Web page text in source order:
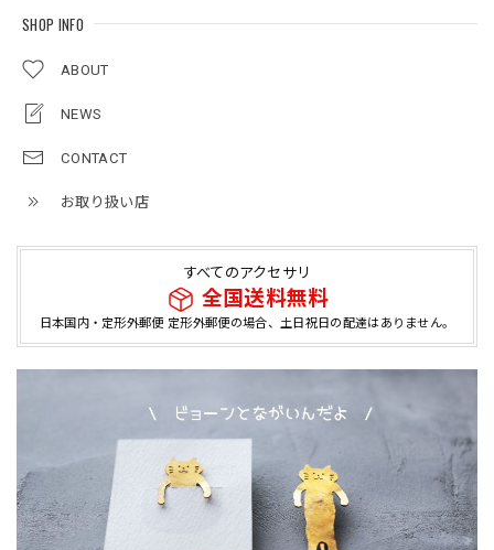
SHOP INFO
ABOUT
NEWS
CONTACT
お取り扱い店
すべてのアクセサリ
全国送料無料
日本国内・定形外郵便 定形外郵便の場合、土日祝日の配達はありません。